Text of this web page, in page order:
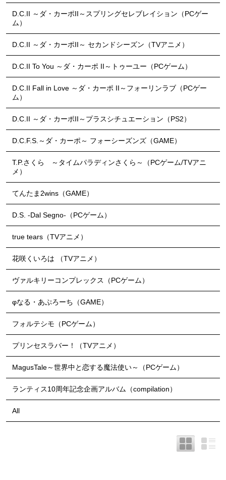
D.C.II ～ダ・カーポII～スプリングセレブレイション（PCゲー
ム）
D.C.II ～ダ・カーポII～ セカンドシーズン（TVアニメ）
D.C.II To You ～ダ・カーポ II～トゥーユー（PCゲーム）
D.C.II Fall in Love ～ダ・カーポ II～フォーリンラブ（PCゲー
ム）
D.C.II ～ダ・カーポII～プラスシチュエーション（PS2）
D.C.F.S.～ダ・カーポ～ フォーシーズンズ（GAME）
T.P.さくら ～タイムパラディンさくら～（PCゲーム/TVアニ
メ）
てんたま2wins（GAME）
D.S. -Dal Segno-（PCゲーム）
true tears（TVアニメ）
花咲くいろは （TVアニメ）
ヴァルキリーコンプレックス（PCゲーム）
φなる・あぷろーち（GAME）
フォルテシモ（PCゲーム）
プリンセスラバー！（TVアニメ）
MagusTale～世界中と恋する魔法使い～（PCゲーム）
ランティス10周年記念企画アルバム（compilation）
All